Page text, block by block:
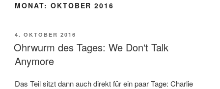
MONAT: OKTOBER 2016
VERÖFFENTLICHT
AM
4. OKTOBER 2016
Ohrwurm des Tages: We Don't Talk
Anymore
Das Teil sitzt dann auch direkt für ein paar Tage: Charlie